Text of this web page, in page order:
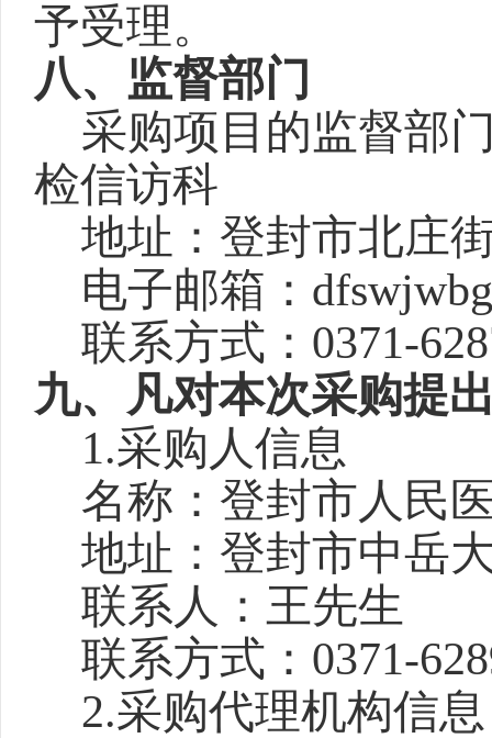
予受理。
八、监督部门
采购项目的监督部
检信访科
地址：登封市北庄
电子邮箱：
联系方式： 0371-
九、凡对本次采购提
1.采购人信息
名称：登封市人民
地址：登封市中岳
联系人：王先生
联系方式： 0371-
2.采购代理机构信息